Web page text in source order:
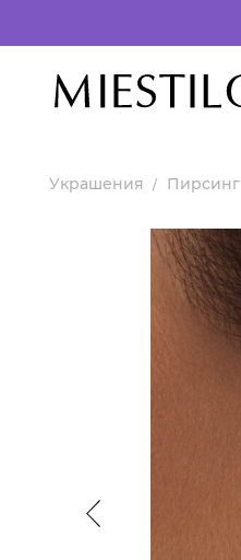
Украшения Пирсинг